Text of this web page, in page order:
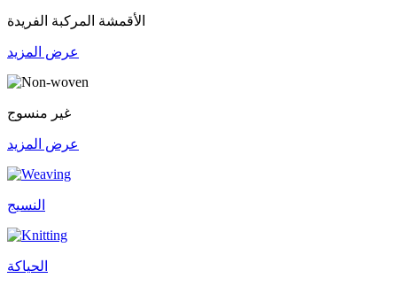
الأقمشة المركبة الفريدة
عرض المزيد
غير منسوج
عرض المزيد
النسيج
الحياكة